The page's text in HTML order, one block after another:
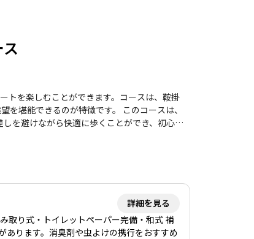
温泉などの観
ごとの魅力が詰まった羽黒山は、訪れる価値
の達成感が感じられ、自然との一体感を味わ
トを楽しむことができます。コースは、鞍掛
のが特徴です。 このコースは、
を避けながら快適に歩くことができ、初心者
岩山はパワースポットとしても知られ、訪れ
足元には気をつけてください。 周辺に
駅からのアクセスも良好で、駐車場も完備さ
を楽しむための理想的な場所です。
詳細を見る
取り式・トイレットペーパー完備・和式 補
あります。消臭剤や虫よけの携行をおすすめ